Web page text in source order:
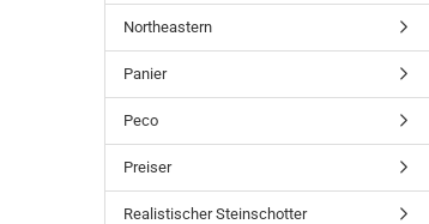
Northeastern
Panier
Peco
Preiser
Realistischer Steinschotter